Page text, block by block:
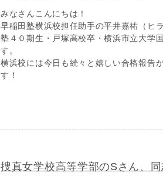
みなさんこんにちは！
早稲田塾横浜校担任助手の平井嘉祐（ヒ
塾４０期生・戸塚高校卒・横浜市立大学
す。
横浜校には今日も続々と嬉しい合格報告
す！
捜真女学校高等学部のSさん、